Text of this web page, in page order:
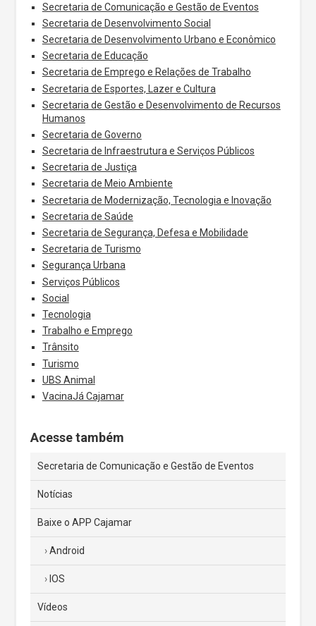
Secretaria de Comunicação e Gestão de Eventos
Secretaria de Desenvolvimento Social
Secretaria de Desenvolvimento Urbano e Econômico
Secretaria de Educação
Secretaria de Emprego e Relações de Trabalho
Secretaria de Esportes, Lazer e Cultura
Secretaria de Gestão e Desenvolvimento de Recursos
Humanos
Secretaria de Governo
Secretaria de Infraestrutura e Serviços Públicos
Secretaria de Justiça
Secretaria de Meio Ambiente
Secretaria de Modernização, Tecnologia e Inovação
Secretaria de Saúde
Secretaria de Segurança, Defesa e Mobilidade
Secretaria de Turismo
Segurança Urbana
Serviços Públicos
Social
Tecnologia
Trabalho e Emprego
Trânsito
Turismo
UBS Animal
VacinaJá Cajamar
Acesse também
Secretaria de Comunicação e Gestão de Eventos
Notícias
Baixe o APP Cajamar
Android
IOS
Vídeos